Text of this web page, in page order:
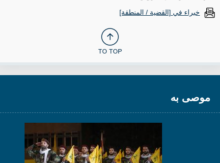
خبراء في [القضية / المنطقة]
TO TOP
موصى به